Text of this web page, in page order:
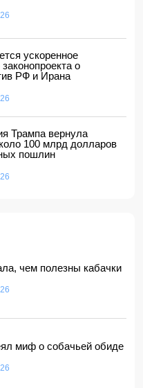
комплексная
России
мужа и жены в
от должности посла
на 8 августа
с зарплатой до 10
ускоренное
о
РФ и Ирана
Трампа вернула
100 млрд долларов
пошлин
чем полезны кабачки
миф о собачьей обиде